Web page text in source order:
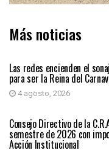
Más noticias
Las redes encienden el
para ser la Reina del
4 agosto, 2026
BARRANQUILLA
Consejo Directivo de la
semestre de 2026 con
Acción Institucional